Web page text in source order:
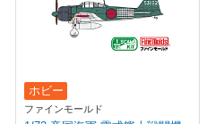
ホビー
ファインモールド